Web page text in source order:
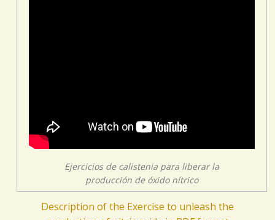
Ejercicios de calistenia para liberar la
producción de óxido nítrico
Description of the Exercise to unleash the